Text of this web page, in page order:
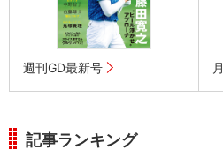
週刊GD最新号
記事ランキング